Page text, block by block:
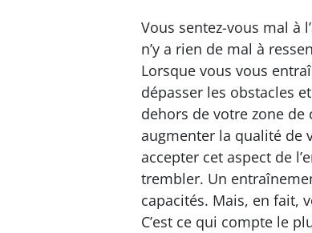
Vous sentez-vous mal à
n’y a rien de mal à
Lorsque vous vous
dépasser les obstacles
dehors de votre zone
augmenter la qualité de
accepter cet aspect de
trembler. Un
capacités. Mais, en fait,
C’est ce qui compte le